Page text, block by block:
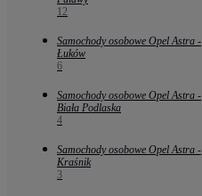
12
Samochody osobowe Opel Astra -
Łuków
6
Samochody osobowe Opel Astra -
Biała Podlaska
4
Samochody osobowe Opel Astra -
Kraśnik
3